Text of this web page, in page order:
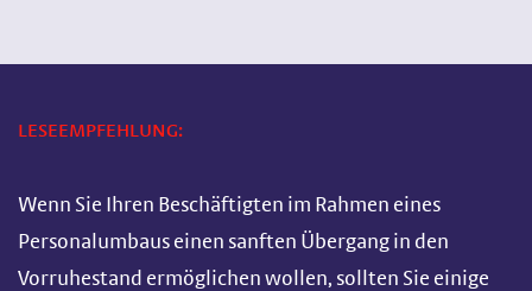
LESEEMPFEHLUNG:
Wenn Sie Ihren Beschäftigten im Rahmen eines
Personalumbaus einen sanften Übergang in den
Vorruhestand ermöglichen wollen, sollten Sie einige